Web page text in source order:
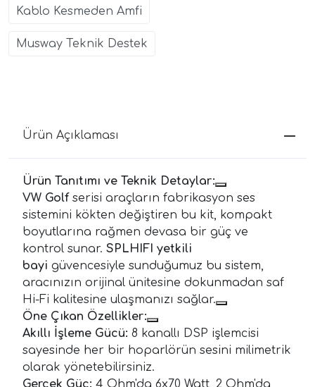
Kablo Kesmeden Amfi
Musway Teknik Destek
Ürün Açıklaması
Ürün Tanıtımı ve Teknik Detaylar:
VW Golf serisi araçların fabrikasyon ses
sistemini kökten değiştiren bu kit, kompakt
boyutlarına rağmen devasa bir güç ve
kontrol sunar. SPLHIFI yetkili
bayi güvencesiyle sunduğumuz bu sistem,
aracınızın orijinal ünitesine dokunmadan saf
Hi-Fi kalitesine ulaşmanızı sağlar.
Öne Çıkan Özellikler:
Akıllı İşleme Gücü: 8 kanallı DSP işlemcisi
sayesinde her bir hoparlörün sesini milimetrik
olarak yönetebilirsiniz.
Gerçek Güç: 4 Ohm'da 6x70 Watt, 2 Ohm'da